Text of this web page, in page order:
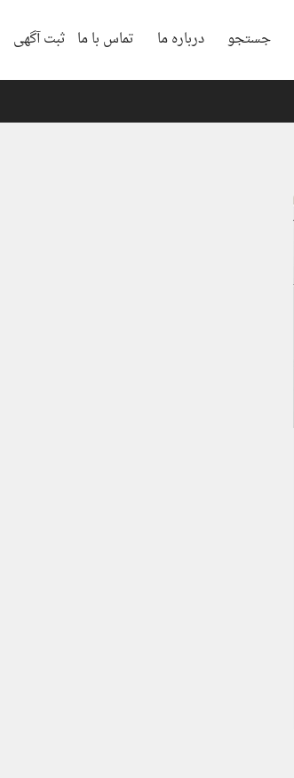
جستجو درباره ما تماس با ما ثبت آگهی